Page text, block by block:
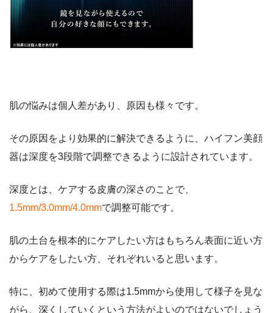
肌の悩みは個人差があり、原因も様々です。
その原因をより効果的に解決できるように、ハイフン美顔
器は深度を3段階で調整できるように設計されています。
深度とは、ケアする皮膚の深さのことで、
1.5mm/3.0mm/4.0mmで調整可能です。
肌の土台を根本的にケアしたい方はもちろん表面に近い方
からケアをしたい方、それぞれいると思います。
特に、初めて使用する際は1.5mmから使用して様子を見な
がら、深くしていくという方法がよいのではないでしょう